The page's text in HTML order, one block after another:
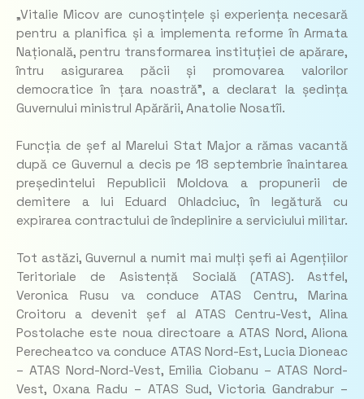
„Vitalie Micov are cunoștințele și experiența necesară
pentru a planifica și a implementa reforme în Armata
Națională, pentru transformarea instituției de apărare,
întru asigurarea păcii și promovarea valorilor
democratice în țara noastră”, a declarat la ședința
Guvernului ministrul Apărării, Anatolie Nosatîi.
Funcția de șef al Marelui Stat Major a rămas vacantă
după ce Guvernul a decis pe 18 septembrie înaintarea
președintelui Republicii Moldova a propunerii de
demitere a lui Eduard Ohladciuc, în legătură cu
expirarea contractului de îndeplinire a serviciului militar.
Tot astăzi, Guvernul a numit mai mulți șefi ai Agențiilor
Teritoriale de Asistență Socială (ATAS). Astfel,
Veronica Rusu va conduce ATAS Centru, Marina
Croitoru a devenit șef al ATAS Centru-Vest, Alina
Postolache este noua directoare a ATAS Nord, Aliona
Perecheatco va conduce ATAS Nord-Est, Lucia Dioneac
– ATAS Nord-Nord-Vest, Emilia Ciobanu – ATAS Nord-
Vest, Oxana Radu – ATAS Sud, Victoria Gandrabur –